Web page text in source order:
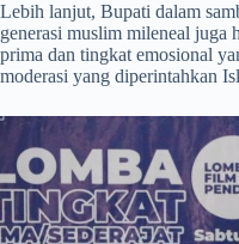
Lebih lanjut, Bupati dalam
generasi muslim mileneal juga
prima dan tingkat emosional
moderasi yang diperintahkan